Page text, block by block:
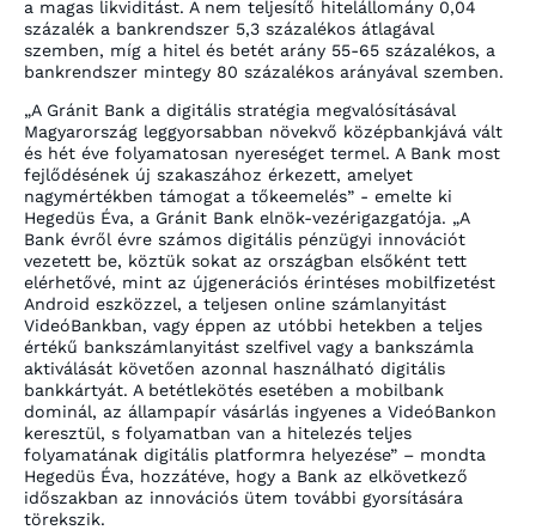
a magas likviditást. A nem teljesítő hitelállomány 0,04
százalék a bankrendszer 5,3 százalékos átlagával
szemben, míg a hitel és betét arány 55-65 százalékos, a
bankrendszer mintegy 80 százalékos arányával szemben.
„A Gránit Bank a digitális stratégia megvalósításával
Magyarország leggyorsabban növekvő középbankjává vált
és hét éve folyamatosan nyereséget termel. A Bank most
fejlődésének új szakaszához érkezett, amelyet
nagymértékben támogat a tőkeemelés” - emelte ki
Hegedüs Éva, a Gránit Bank elnök-vezérigazgatója. „A
Bank évről évre számos digitális pénzügyi innovációt
vezetett be, köztük sokat az országban elsőként tett
elérhetővé, mint az újgenerációs érintéses mobilfizetést
Android eszközzel, a teljesen online számlanyitást
VideóBankban, vagy éppen az utóbbi hetekben a teljes
értékű bankszámlanyitást szelfivel vagy a bankszámla
aktiválását követően azonnal használható digitális
bankkártyát. A betétlekötés esetében a mobilbank
dominál, az állampapír vásárlás ingyenes a VideóBankon
keresztül, s folyamatban van a hitelezés teljes
folyamatának digitális platformra helyezése” – mondta
Hegedüs Éva, hozzátéve, hogy a Bank az elkövetkező
időszakban az innovációs ütem további gyorsítására
törekszik.